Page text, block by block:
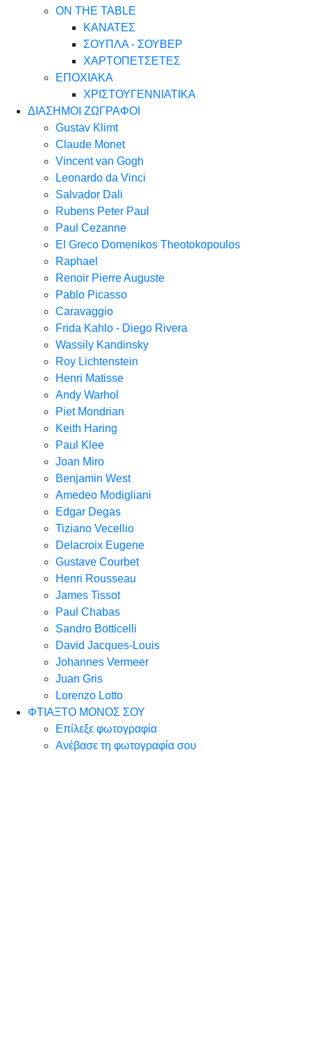
ON THE TABLE
ΚΑΝΑΤΕΣ
ΣΟΥΠΛΑ - ΣΟΥΒΕΡ
ΧΑΡΤΟΠΕΤΣΕΤΕΣ
ΕΠΟΧΙΑΚΑ
ΧΡΙΣΤΟΥΓΕΝΝΙΑΤΙΚΑ
ΔΙΑΣΗΜΟΙ ΖΩΓΡΑΦΟΙ
Gustav Klimt
Claude Monet
Vincent van Gogh
Leonardo da Vinci
Salvador Dali
Rubens Peter Paul
Paul Cezanne
El Greco Domenikos Theotokopoulos
Raphael
Renoir Pierre Auguste
Pablo Picasso
Caravaggio
Frida Kahlo - Diego Rivera
Wassily Kandinsky
Roy Lichtenstein
Henri Matisse
Andy Warhol
Piet Mondrian
Keith Haring
Paul Klee
Joan Miro
Benjamin West
Amedeo Modigliani
Edgar Degas
Tiziano Vecellio
Delacroix Eugene
Gustave Courbet
Henri Rousseau
James Tissot
Paul Chabas
Sandro Botticelli
David Jacques-Louis
Johannes Vermeer
Juan Gris
Lorenzo Lotto
ΦΤΙΑΞΤΟ ΜΟΝΟΣ ΣΟΥ
Επίλεξε φωτογραφία
Ανέβασε τη φωτογραφία σου